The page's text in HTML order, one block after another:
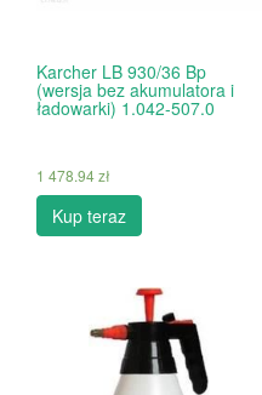
Karcher LB 930/36 Bp
(wersja bez akumulatora i
ładowarki) 1.042-507.0
1 478.94zł
Kup teraz